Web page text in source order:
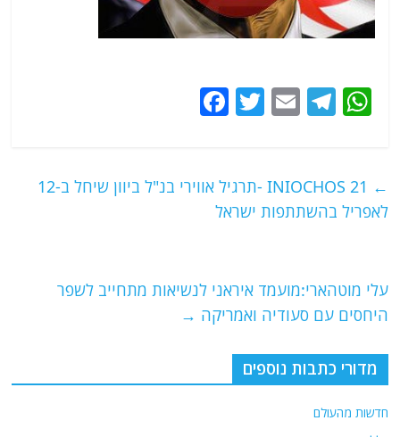
W
s
A
T
g
ra
E
l
T
er
e
k
←
INIOCHOS 21 -תרגיל אווירי בנ"ל ביוון שיחל ב-12
לאפריל בהשתתפות ישראל
עלי מוטהארי:מועמד איראני לנשיאות מתחייב לשפר
היחסים עם סעודיה ואמריקה →
מדורי כתבות נוספים
חדשות מהעולם